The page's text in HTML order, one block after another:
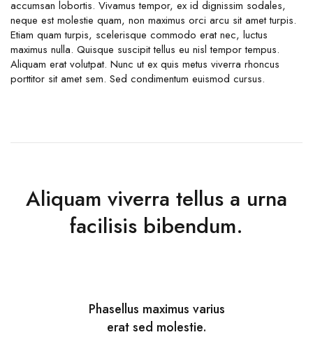
accumsan lobortis. Vivamus tempor, ex id dignissim sodales,
neque est molestie quam, non maximus orci arcu sit amet turpis.
Etiam quam turpis, scelerisque commodo erat nec, luctus
maximus nulla. Quisque suscipit tellus eu nisl tempor tempus.
Aliquam erat volutpat. Nunc ut ex quis metus viverra rhoncus
porttitor sit amet sem. Sed condimentum euismod cursus.
Aliquam viverra tellus a urna
facilisis bibendum.
Phasellus maximus varius
erat sed molestie.